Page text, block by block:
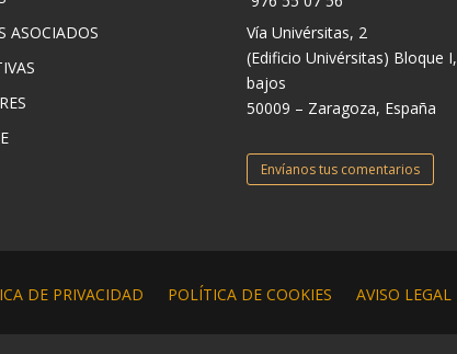
ASOCIADOS
Vía Univérsitas, 2
(Edificio Univérsitas) Bloque I,
bajos
50009 – Zaragoza, España
Envíanos tus comentarios
DE PRIVACIDAD POLÍTICA DE COOKIES AVISO LEGAL